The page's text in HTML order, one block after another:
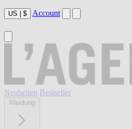
US $ Account
Neuheiten Bestseller
Kleidung